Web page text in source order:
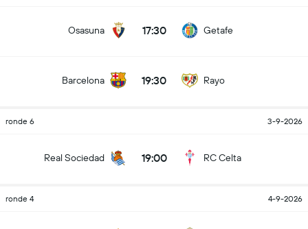
Osasuna 17:30 Getafe
Barcelona 19:30 Rayo
ronde 6 3-9-2026
Real Sociedad 19:00 RC Celta
ronde 4 4-9-2026